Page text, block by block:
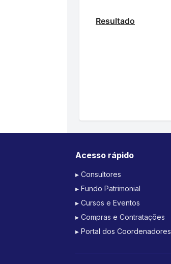
Resultado
Acesso rápido
▸ Consultores
▸ Fundo Patrimonial
▸ Cursos e Eventos
▸ Compras e Contratações
▸ Portal dos Coordenadores